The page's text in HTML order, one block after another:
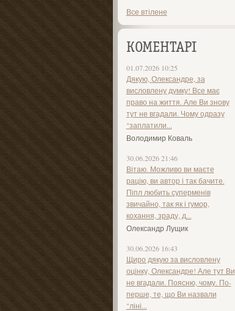
Все втілене
КОМЕНТАРІ
01.07.2026 10:25
Дякую, Олександре, за
висловлену думку! Все має
право на життя. Але Ви знову
тут не вгадали. Чому одразу
"заплатили...
Володимир Коваль
30.06.2026 21:46
Вітаю. Можливо ви маєте
рацію, ви автор і так бачите.
Піпл любить суперменів
звичайно, так як і гумор,
кохання, зраду, д...
Олександр Лущик
30.06.2026 16:43
Щиро дякую за висловлену
оцінку, Олександре! Але тут Ви
не вгадали. Поясню, чому. По-
перше, те, що Ви назвали
"ліні...